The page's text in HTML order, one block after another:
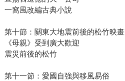
一窩風改編古典小說
第十節：關東大地震前後的松竹映畫
《母親》受到廣大歡迎
震災前後的松竹
第十一節：愛國自強與移風易俗